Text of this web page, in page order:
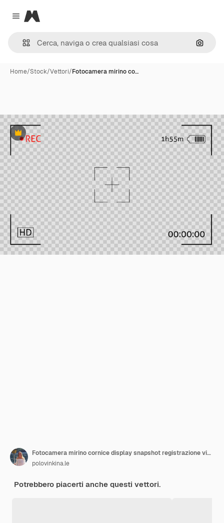
Close menu
Magnific
Cerca
Home/Stock/Vettori/Fotocamera mirino co…
Premium
Fotocamera mirino cornice display snapshot registrazione video digitale schermo filn rec camcoder modello
polovinkina.le
Potrebbero piacerti anche questi vettori.